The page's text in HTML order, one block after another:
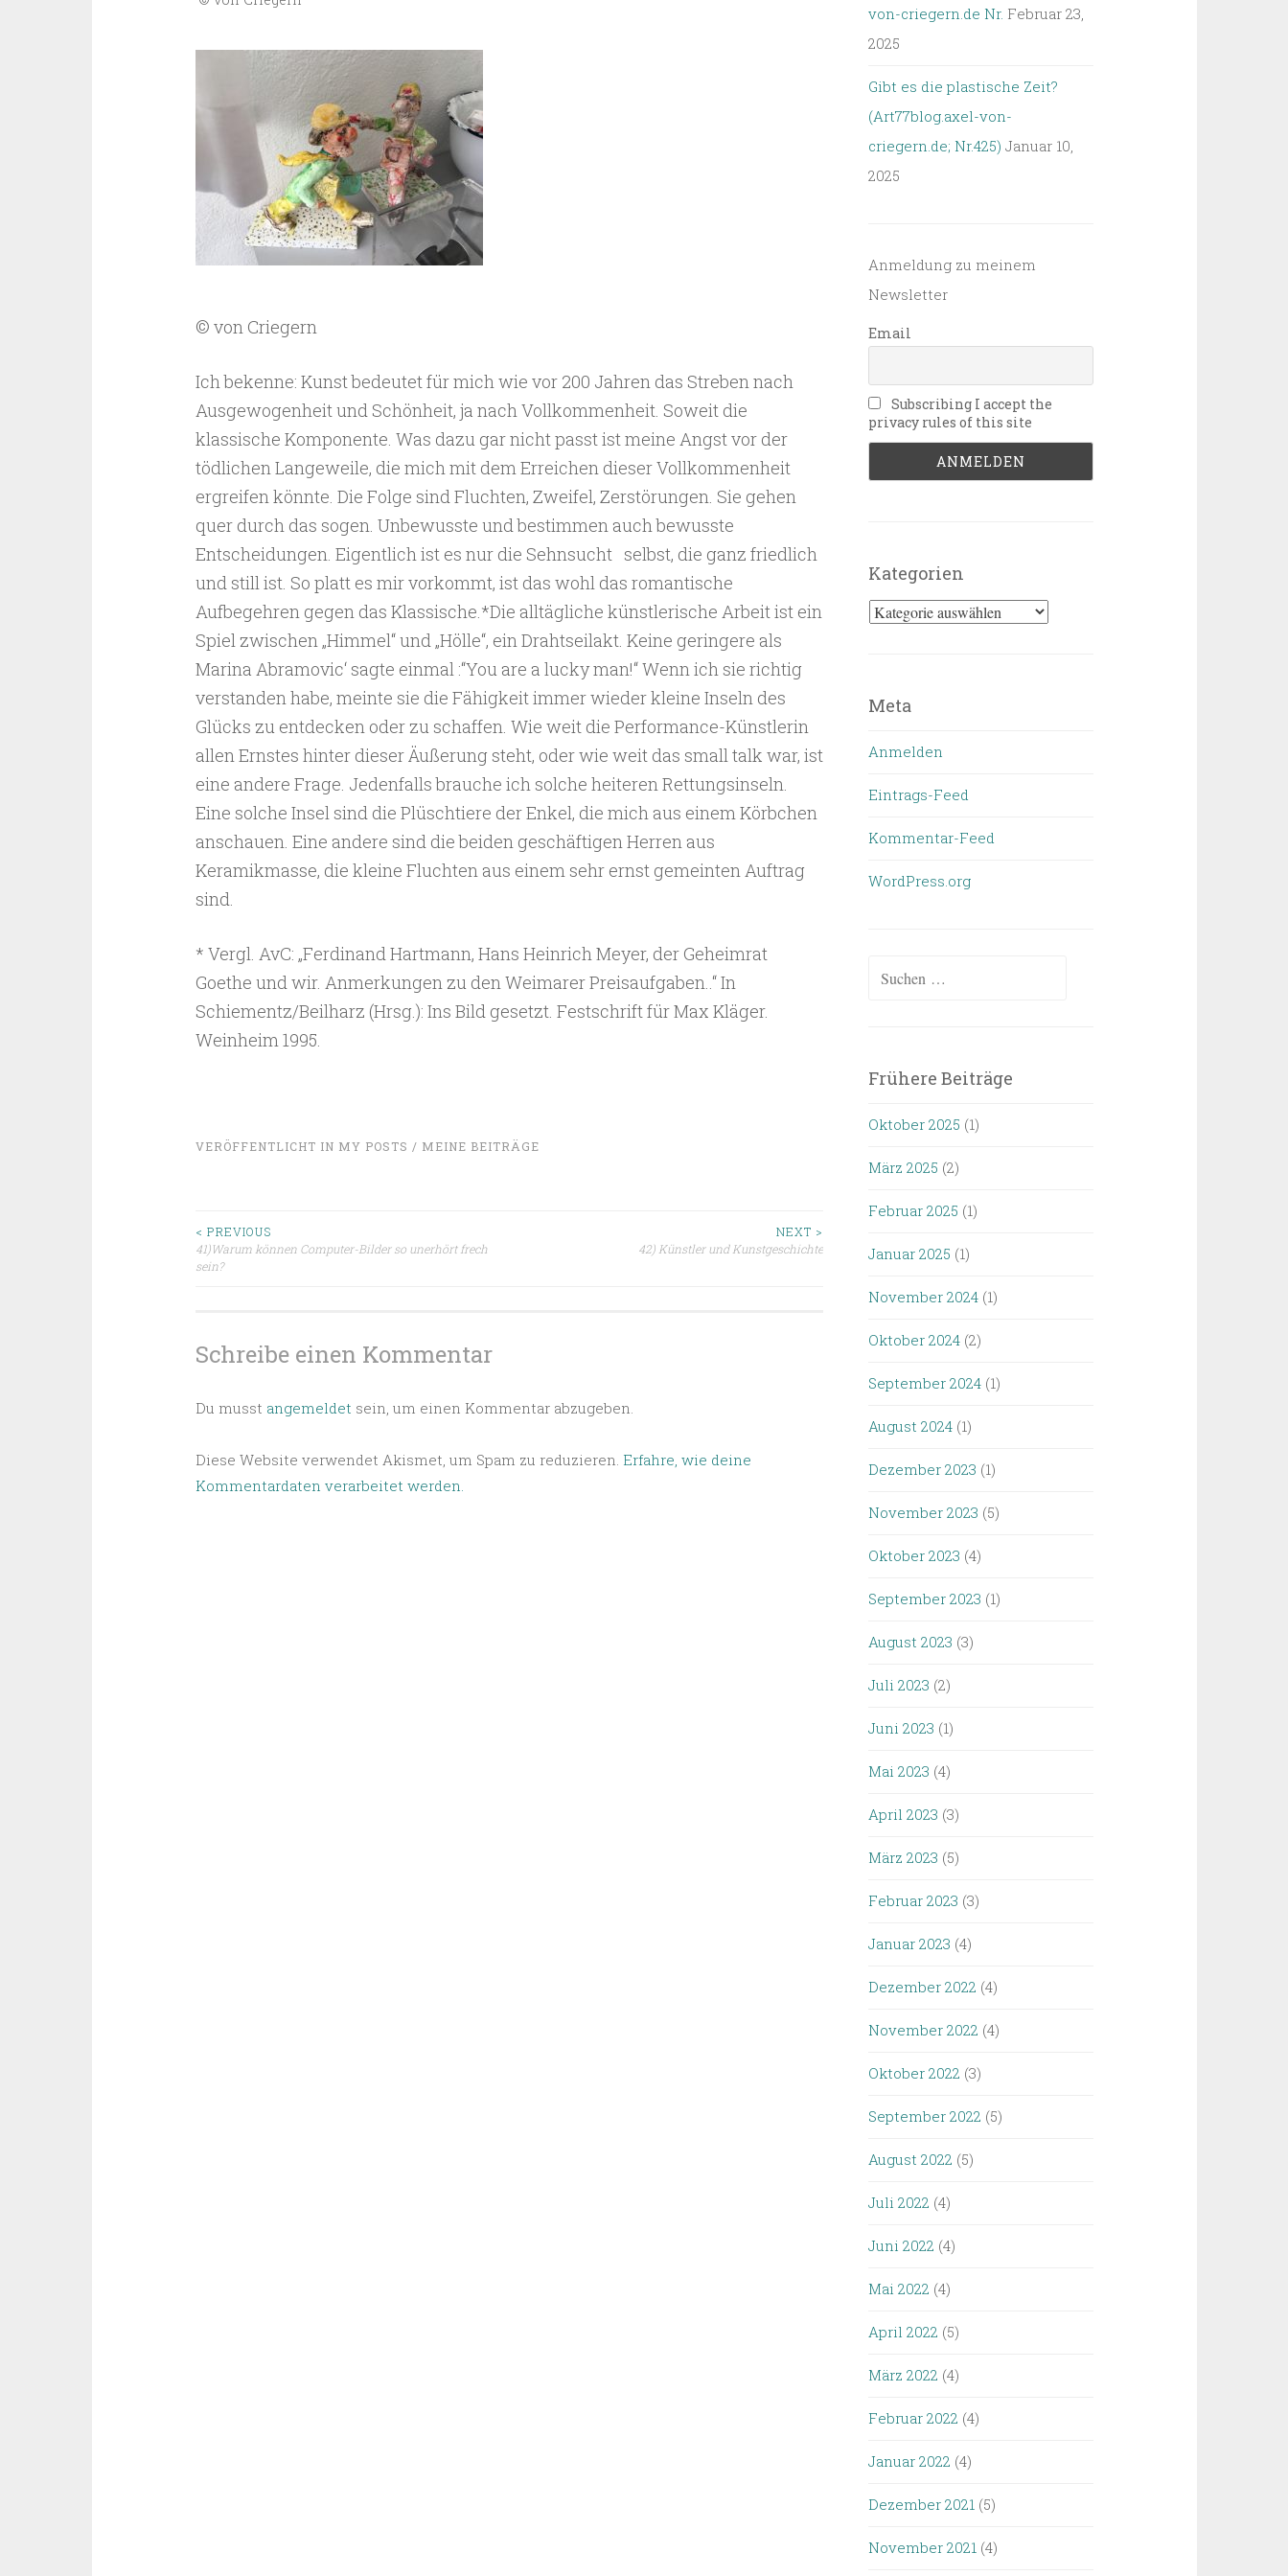
© von Criegern
Ich bekenne: Kunst bedeutet für mich wie vor 200 Jahren das Streben nach
Ausgewogenheit und Schönheit, ja nach Vollkommenheit. Soweit die
klassische Komponente. Was dazu gar nicht passt ist meine Angst vor der
tödlichen Langeweile, die mich mit dem Erreichen dieser Vollkommenheit
ergreifen könnte. Die Folge sind Fluchten, Zweifel, Zerstörungen. Sie gehen
quer durch das sogen. Unbewusste und bestimmen auch bewusste
Entscheidungen. Eigentlich ist es nur die Sehnsucht selbst, die ganz friedlich
und still ist. So platt es mir vorkommt, ist das wohl das romantische
Aufbegehren gegen das Klassische.*Die alltägliche künstlerische Arbeit ist ein
Spiel zwischen „Himmel“ und „Hölle“, ein Drahtseilakt. Keine geringere als
Marina Abramovic‘ sagte einmal :“You are a lucky man!“ Wenn ich sie richtig
verstanden habe, meinte sie die Fähigkeit immer wieder kleine Inseln des
Glücks zu entdecken oder zu schaffen. Wie weit die Performance-Künstlerin
allen Ernstes hinter dieser Äußerung steht, oder wie weit das small talk war, ist
eine andere Frage. Jedenfalls brauche ich solche heiteren Rettungsinseln.
Eine solche Insel sind die Plüschtiere der Enkel, die mich aus einem Körbchen
anschauen. Eine andere sind die beiden geschäftigen Herren aus
Keramikmasse, die kleine Fluchten aus einem sehr ernst gemeinten Auftrag
sind.
* Vergl. AvC: „Ferdinand Hartmann, Hans Heinrich Meyer, der Geheimrat
Goethe und wir. Anmerkungen zu den Weimarer Preisaufgaben..“ In
Schiementz/Beilharz (Hrsg.): Ins Bild gesetzt. Festschrift für Max Kläger.
Weinheim 1995.
VERÖFFENTLICHT IN MY POSTS / MEINE BEITRÄGE
Beitragsnavigation
< PREVIOUS
41)Warum können Computer-Bilder so unerhört frech
sein?
NEXT >
42) Künstler und Kunstgeschichte
Schreibe einen Kommentar
Du musst angemeldet sein, um einen Kommentar abzugeben.
Diese Website verwendet Akismet, um Spam zu reduzieren. Erfahre, wie deine
Kommentardaten verarbeitet werden.
von-criegern.de Nr. Februar 23,
2025
Gibt es die plastische Zeit?
(Art77blog.axel-von-
criegern.de; Nr.425) Januar 10,
2025
Anmeldung zu meinem
Newsletter
Email
Subscribing I accept the
privacy rules of this site
Kategorien
Kategorien
Meta
Anmelden
Eintrags-Feed
Kommentar-Feed
WordPress.org
Suchen
Frühere Beiträge
Oktober 2025 (1)
März 2025 (2)
Februar 2025 (1)
Januar 2025 (1)
November 2024 (1)
Oktober 2024 (2)
September 2024 (1)
August 2024 (1)
Dezember 2023 (1)
November 2023 (5)
Oktober 2023 (4)
September 2023 (1)
August 2023 (3)
Juli 2023 (2)
Juni 2023 (1)
Mai 2023 (4)
April 2023 (3)
März 2023 (5)
Februar 2023 (3)
Januar 2023 (4)
Dezember 2022 (4)
November 2022 (4)
Oktober 2022 (3)
September 2022 (5)
August 2022 (5)
Juli 2022 (4)
Juni 2022 (4)
Mai 2022 (4)
April 2022 (5)
März 2022 (4)
Februar 2022 (4)
Januar 2022 (4)
Dezember 2021 (5)
November 2021 (4)